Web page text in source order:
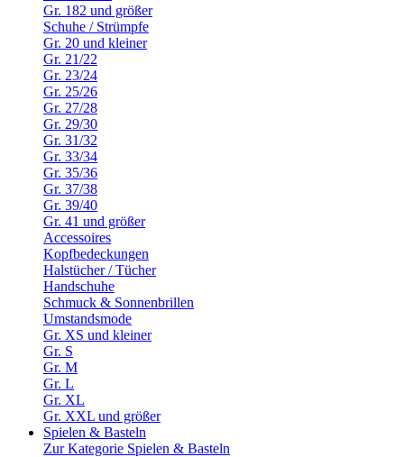
Gr. 182 und größer
Schuhe / Strümpfe
Gr. 20 und kleiner
Gr. 21/22
Gr. 23/24
Gr. 25/26
Gr. 27/28
Gr. 29/30
Gr. 31/32
Gr. 33/34
Gr. 35/36
Gr. 37/38
Gr. 39/40
Gr. 41 und größer
Accessoires
Kopfbedeckungen
Halstücher / Tücher
Handschuhe
Schmuck & Sonnenbrillen
Umstandsmode
Gr. XS und kleiner
Gr. S
Gr. M
Gr. L
Gr. XL
Gr. XXL und größer
Spielen & Basteln
Zur Kategorie Spielen & Basteln